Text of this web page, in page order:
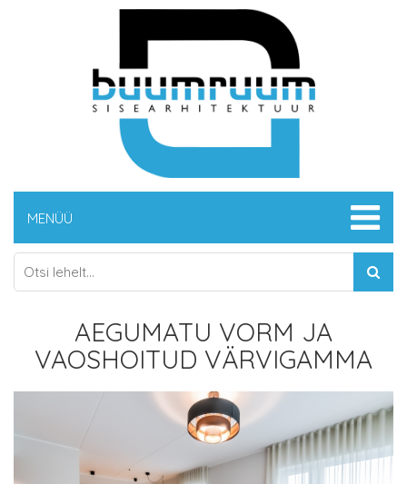
MENÜÜ
AEGUMATU VORM JA
VAOSHOITUD VÄRVIGAMMA